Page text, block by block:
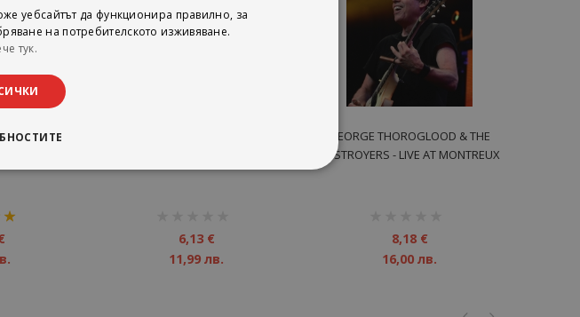
CD
6,13 €
11,99 лв.
GEORGE THOROGLOOD & THE
DESTROYERS - LIVE AT MONTREUX
8,18 €
16,00 лв.
уебсайтът да функционира правилно, за
на потребителското изживяване.
тук.